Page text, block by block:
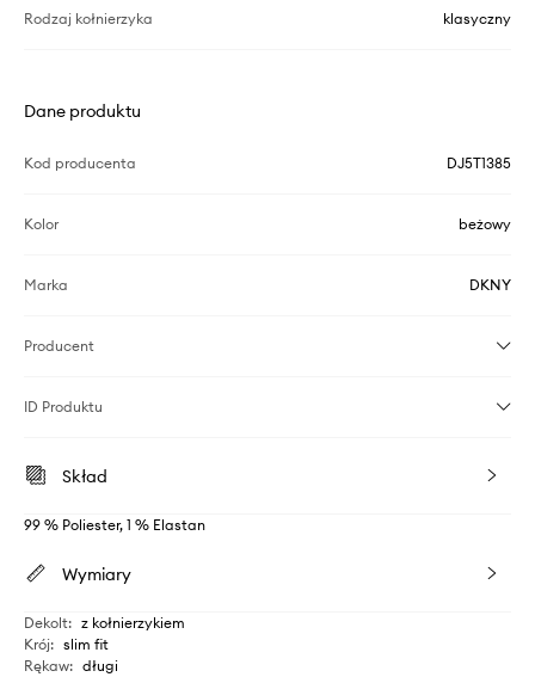
Rodzaj kołnierzyka klasyczny
Dane produktu
Kod producenta DJ5T1385
Kolor beżowy
Marka DKNY
Producent
ID Produktu
Skład
99 % Poliester, 1 % Elastan
Wymiary
Dekolt: z kołnierzykiem
Krój: slim fit
Rękaw: długi